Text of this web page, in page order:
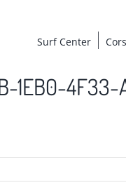
Surf Center
1EB0-